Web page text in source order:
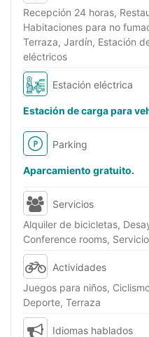
Recepción 24 horas,
Habitaciones para no
Terraza, Jardín, Estación
eléctricos
Estación eléctrica
Estación de carga para
Parking
Aparcamiento gratuito.
Servicios
Alquiler de bicicletas,
Conference rooms,
Actividades
Juegos para niños,
Deporte, Terraza
Idiomas hablados